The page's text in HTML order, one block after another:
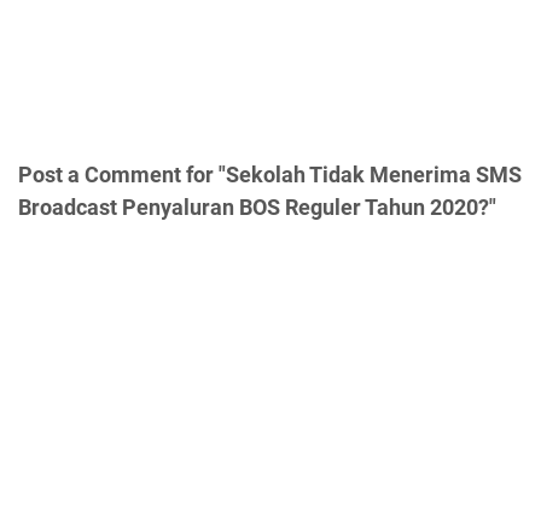
Post a Comment for "Sekolah Tidak Menerima SMS
Broadcast Penyaluran BOS Reguler Tahun 2020?"